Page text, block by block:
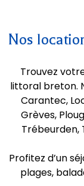
Nos
Trouvez
littoral breton.
Carantec,
Grèves,
Trébeurden,
Profitez d’un
plages,